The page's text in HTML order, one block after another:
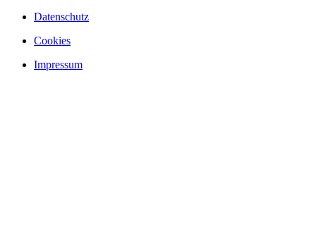
Datenschutz
Cookies
Impressum